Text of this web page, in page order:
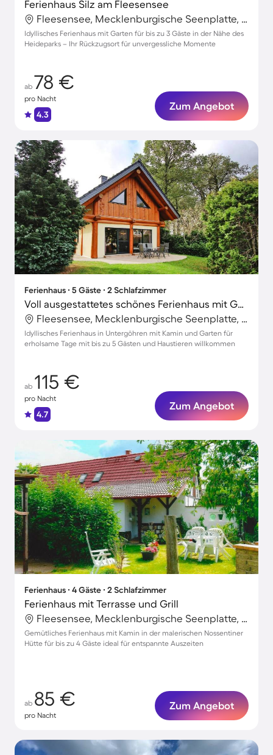
Ferienhaus Silz am Fleesensee
Fleesensee, Mecklenburgische Seenplatte, Deutschland
Idyllisches Ferienhaus mit Garten für bis zu 3 Gäste in der Nähe des
Heideparks – Ihr Rückzugsort für unvergessliche Momente
ab 78 €
pro Nacht
4.3
Zum Angebot
Ferienhaus ∙ 5 Gäste ∙ 2 Schlafzimmer
Voll ausgestattetes schönes Ferienhaus mit Garten, Terrasse und Grill | Neben dem Strand | Haustierfreundlich
Fleesensee, Mecklenburgische Seenplatte, Deutschland
Idyllisches Ferienhaus in Untergöhren mit Kamin und Garten für
erholsame Tage mit bis zu 5 Gästen und Haustieren willkommen
ab 115 €
pro Nacht
4.7
Zum Angebot
Ferienhaus ∙ 4 Gäste ∙ 2 Schlafzimmer
Ferienhaus mit Terrasse und Grill
Fleesensee, Mecklenburgische Seenplatte, Deutschland
Gemütliches Ferienhaus mit Kamin in der malerischen Nossentiner
Hütte für bis zu 4 Gäste ideal für entspannte Auszeiten
ab 85 €
pro Nacht
Zum Angebot